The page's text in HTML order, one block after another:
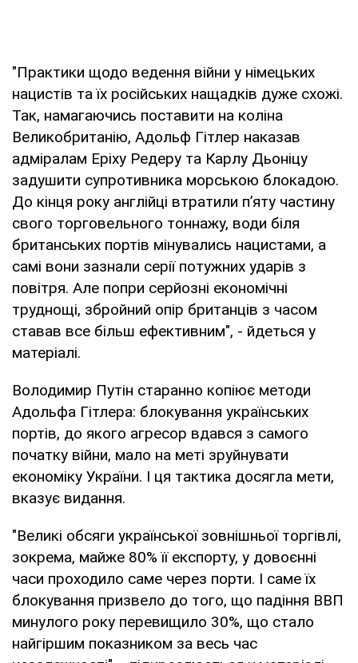
"Практики щодо ведення війни у німецьких
нацистів та їх російських нащадків дуже схожі.
Так, намагаючись поставити на коліна
Великобританію, Адольф Гітлер наказав
адміралам Еріху Редеру та Карлу Дьоніцу
задушити супротивника морською блокадою.
До кінця року англійці втратили п’яту частину
свого торговельного тоннажу, води біля
британських портів мінувались нацистами, а
самі вони зазнали серії потужних ударів з
повітря. Але попри серйозні економічні
труднощі, збройний опір британців з часом
ставав все більш ефективним", - йдеться у
матеріалі.
Володимир Путін старанно копіює методи
Адольфа Гітлера: блокування українських
портів, до якого агресор вдався з самого
початку війни, мало на меті зруйнувати
економіку України. І ця тактика досягла мети,
вказує видання.
"Великі обсяги української зовнішньої торгівлі,
зокрема, майже 80% її експорту, у довоєнні
часи проходило саме через порти. І саме їх
блокування призвело до того, що падіння ВВП
минулого року перевищило 30%, що стало
найгіршим показником за весь час